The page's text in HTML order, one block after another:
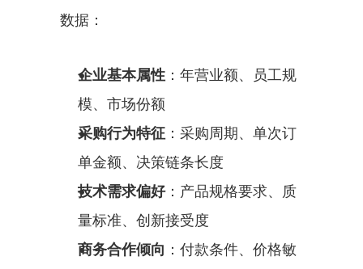
数据：
企业基本属性 ：年营业额、员工规
模、市场份额
采购行为特征 ：采购周期、单次订
单金额、决策链条长度
技术需求偏好：产品规格要求、质
量标准、创新接受度
商务合作倾向 ：付款条件、价格敏